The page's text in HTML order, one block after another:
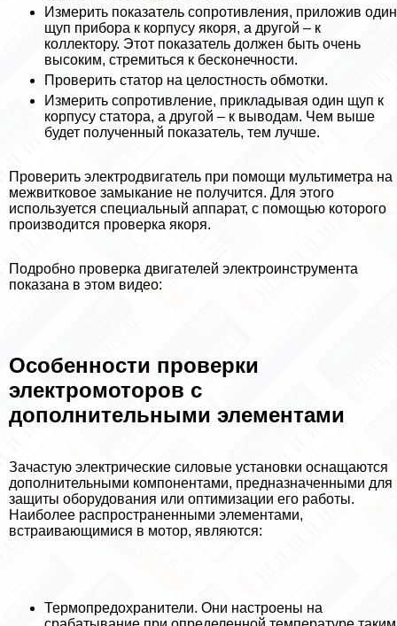
Измерить показатель сопротивления, приложив один
щуп прибора к корпусу якоря, а другой – к
коллектору. Этот показатель должен быть очень
высоким, стремиться к бесконечности.
Проверить статор на целостность обмотки.
Измерить сопротивление, прикладывая один щуп к
корпусу статора, а другой – к выводам. Чем выше
будет полученный показатель, тем лучше.
Проверить электродвигатель при помощи мультиметра на
межвитковое замыкание не получится. Для этого
используется специальный аппарат, с помощью которого
производится проверка якоря.
Подробно проверка двигателей электроинструмента
показана в этом видео:
Особенности проверки
электромоторов с
дополнительными элементами
Зачастую электрические силовые установки оснащаются
дополнительными компонентами, предназначенными для
защиты оборудования или оптимизации его работы.
Наиболее распространенными элементами,
встраивающимися в мотор, являются:
Термопpeдoxpaнители. Они настроены на